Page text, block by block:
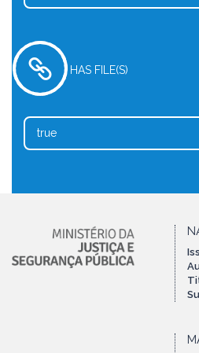
HAS FILE(S)
true